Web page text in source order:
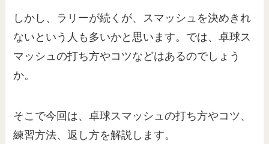
しかし、ラリーが続くが、スマッシュを決めきれ
ないという人も多いかと思います。では、卓球ス
マッシュの打ち方やコツなどはあるのでしょう
か。
そこで今回は、卓球スマッシュの打ち方やコツ、
練習方法、返し方を解説します。